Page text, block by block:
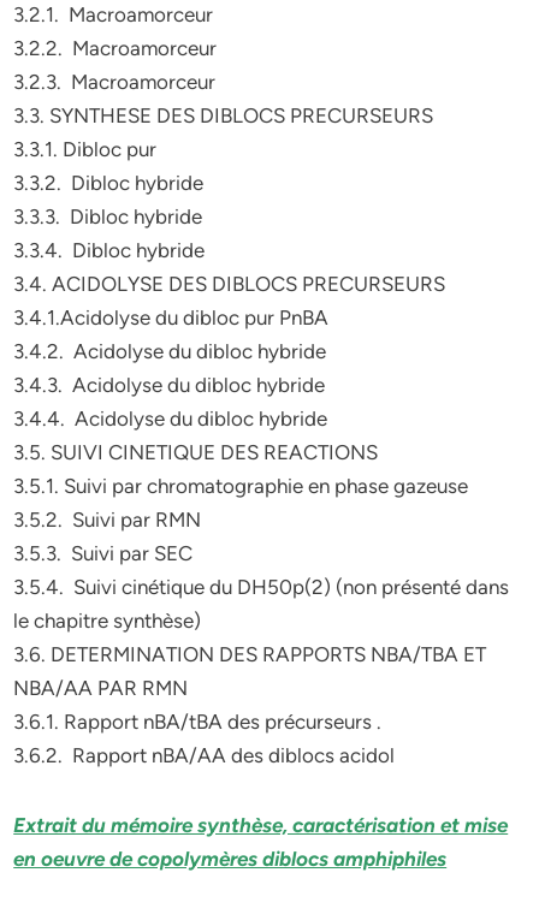
3.2.1. Macroamorceur
3.2.2. Macroamorceur
3.2.3. Macroamorceur
3.3. SYNTHESE DES DIBLOCS PRECURSEURS
3.3.1. Dibloc pur
3.3.2. Dibloc hybride
3.3.3. Dibloc hybride
3.3.4. Dibloc hybride
3.4. ACIDOLYSE DES DIBLOCS PRECURSEURS
3.4.1.Acidolyse du dibloc pur PnBA
3.4.2. Acidolyse du dibloc hybride
3.4.3. Acidolyse du dibloc hybride
3.4.4. Acidolyse du dibloc hybride
3.5. SUIVI CINETIQUE DES REACTIONS
3.5.1. Suivi par chromatographie en phase gazeuse
3.5.2. Suivi par RMN
3.5.3. Suivi par SEC
3.5.4. Suivi cinétique du DH50p(2) (non présenté dans
le chapitre synthèse)
3.6. DETERMINATION DES RAPPORTS NBA/TBA ET
NBA/AA PAR RMN
3.6.1. Rapport nBA/tBA des précurseurs .
3.6.2. Rapport nBA/AA des diblocs acidol
Extrait du mémoire synthèse, caractérisation et mise
en oeuvre de copolymères diblocs amphiphiles